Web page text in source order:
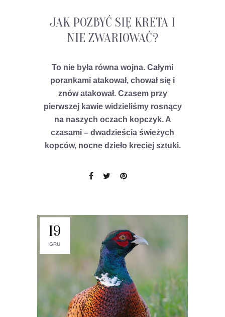
JAK POZBYĆ SIĘ KRETA I
NIE ZWARIOWAĆ?
To nie była równa wojna. Całymi
porankami atakował, chował się i
znów atakował. Czasem przy
pierwszej kawie widzieliśmy rosnący
na naszych oczach kopczyk. A
czasami – dwadzieścia świeżych
kopców, nocne dzieło kreciej sztuki.
19
GRU